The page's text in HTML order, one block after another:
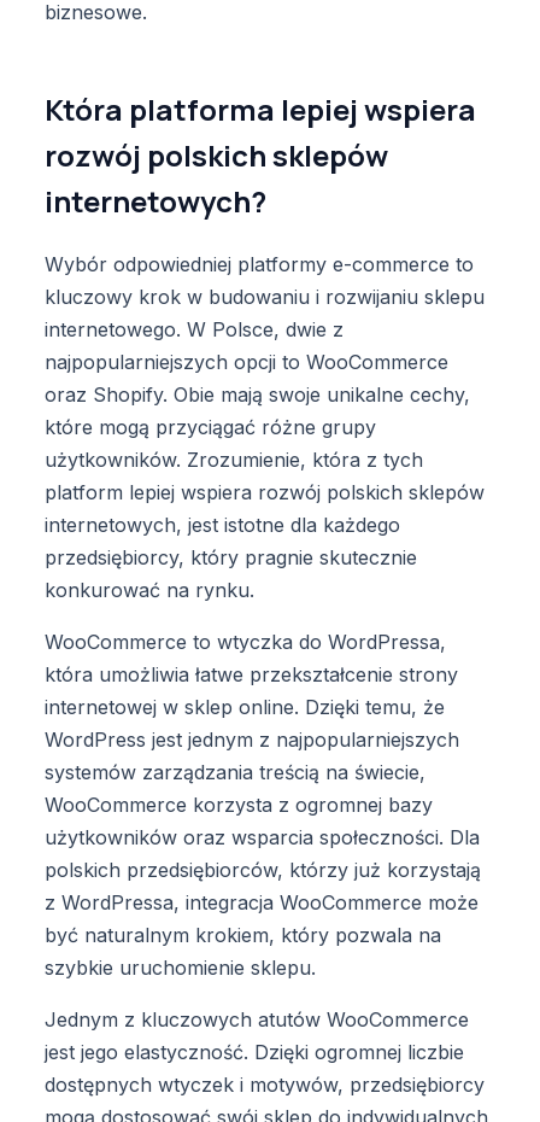
biznesowe.
Która platforma lepiej wspiera
rozwój polskich sklepów
internetowych?
Wybór odpowiedniej platformy e-commerce to
kluczowy krok w budowaniu i rozwijaniu sklepu
internetowego. W Polsce, dwie z
najpopularniejszych opcji to WooCommerce
oraz Shopify. Obie mają swoje unikalne cechy,
które mogą przyciągać różne grupy
użytkowników. Zrozumienie, która z tych
platform lepiej wspiera rozwój polskich sklepów
internetowych, jest istotne dla każdego
przedsiębiorcy, który pragnie skutecznie
konkurować na rynku.
WooCommerce to wtyczka do WordPressa,
która umożliwia łatwe przekształcenie strony
internetowej w sklep online. Dzięki temu, że
WordPress jest jednym z najpopularniejszych
systemów zarządzania treścią na świecie,
WooCommerce korzysta z ogromnej bazy
użytkowników oraz wsparcia społeczności. Dla
polskich przedsiębiorców, którzy już korzystają
z WordPressa, integracja WooCommerce może
być naturalnym krokiem, który pozwala na
szybkie uruchomienie sklepu.
Jednym z kluczowych atutów WooCommerce
jest jego elastyczność. Dzięki ogromnej liczbie
dostępnych wtyczek i motywów, przedsiębiorcy
mogą dostosować swój sklep do indywidualnych